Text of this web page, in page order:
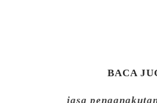
BACA
jasa